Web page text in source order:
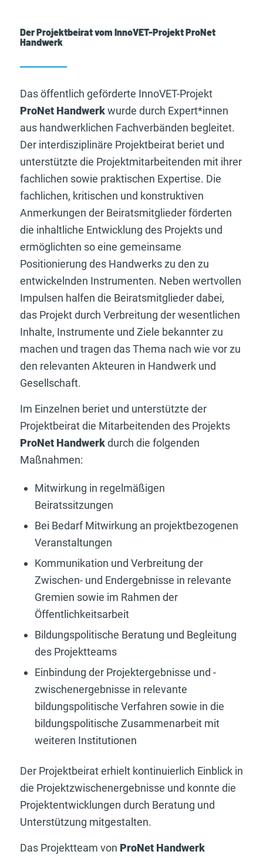
Der Projektbeirat vom InnoVET-Projekt ProNet
Handwerk
Das öffentlich geförderte InnoVET-Projekt
ProNet Handwerkwurde durch Expert*innen
aus handwerklichen Fachverbänden begleitet.
Der interdisziplinäre Projektbeirat beriet und
unterstützte die Projektmitarbeitenden mit ihrer
fachlichen sowie praktischen Expertise. Die
fachlichen, kritischen und konstruktiven
Anmerkungen der Beiratsmitglieder förderten
die inhaltliche Entwicklung des Projekts und
ermöglichten so eine gemeinsame
Positionierung des Handwerks zu den zu
entwickelnden Instrumenten. Neben wertvollen
Impulsen halfen die Beiratsmitglieder dabei,
das Projekt durch Verbreitung der wesentlichen
Inhalte, Instrumente und Ziele bekannter zu
machen und tragen das Thema nach wie vor zu
den relevanten Akteuren in Handwerk und
Gesellschaft.
Im Einzelnen beriet und unterstützte der
Projektbeirat die Mitarbeitenden des Projekts
ProNet Handwerkdurch die folgenden
Maßnahmen:
Mitwirkung in regelmäßigen
Beiratssitzungen
Bei Bedarf Mitwirkung an projektbezogenen
Veranstaltungen
Kommunikation und Verbreitung der
Zwischen- und Endergebnisse in relevante
Gremien sowie im Rahmen der
Öffentlichkeitsarbeit
Bildungspolitische Beratung und Begleitung
des Projektteams
Einbindung der Projektergebnisse und -
zwischenergebnisse in relevante
bildungspolitische Verfahren sowie in die
bildungspolitische Zusammenarbeit mit
weiteren Institutionen
Der Projektbeirat erhielt kontinuierlich Einblick in
die Projektzwischenergebnisse und konnte die
Projektentwicklungen durch Beratung und
Unterstützung mitgestalten.
Das Projektteam von ProNet Handwerk